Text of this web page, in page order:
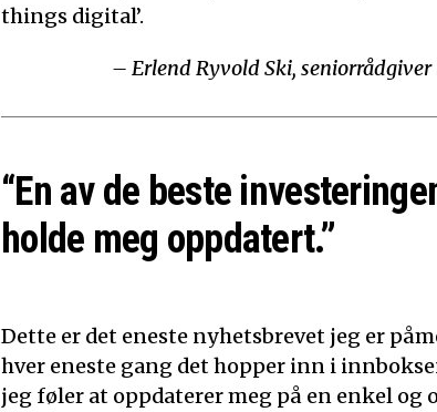
things digital’.
– Erlend Ryvold Ski,
“En av de beste
holde meg oppdatert.”
Dette er det eneste nyhetsbrevet jeg er
hver eneste gang det hopper inn i
jeg føler at oppdaterer meg på en enkel og